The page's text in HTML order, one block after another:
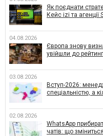
Як поєднати
Кейс izi та агенції
04.08.2026
Європа знову
увійшли до
03.08.2026
Вступ-2026:
спеціальністю, а
02.08.2026
WhatsApp
чатів: що